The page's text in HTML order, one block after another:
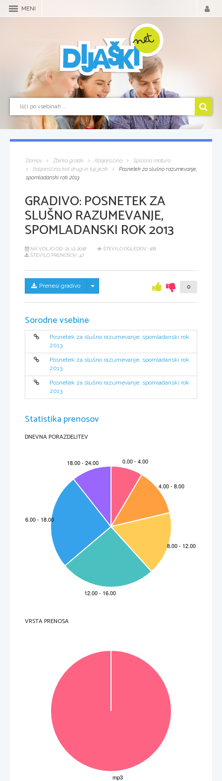
MENI
Domov Zbirka gradiv Italijanščina
Splošna matura
Italijanščina kot drugi in tuji jezik
Posnetek za slušno razumevanje,
spomladanski rok 2013
GRADIVO:POSNETEK ZA
SLUŠNO RAZUMEVANJE,
SPOMLADANSKI ROK 2013
NA VOLJO OD: 21.12.2018
ŠTEVILO OGLEDOV: 166
ŠTEVILO PRENOSOV: 47
Prenesi gradivo Skrij/prikaži meni 0
Sorodne vsebine
Posnetek za slušno razumevanje, spomladanski rok
2013
Posnetek za slušno razumevanje, spomladanski rok
2013
Posnetek za slušno razumevanje, spomladanski rok
2013
Statistika prenosov
DNEVNA PORAZDELITEV
VRSTA PRENOSA